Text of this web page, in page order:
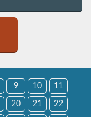
9 10 11
20 21 22